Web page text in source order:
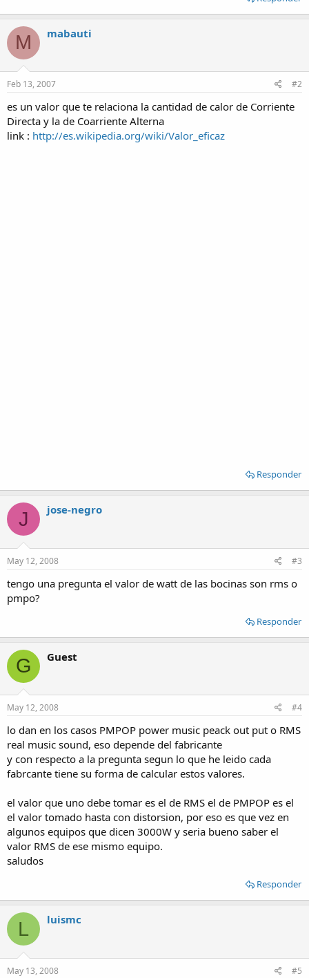
M mabauti
Feb 13, 2007 #2
es un valor que te relaciona la cantidad de calor de Corriente
Directa y la de Coarriente Alterna
link : http://es.wikipedia.org/wiki/Valor_eficaz
Responder
J jose-negro
May 12, 2008 #3
tengo una pregunta el valor de watt de las bocinas son rms o
pmpo?
Responder
G Guest
May 12, 2008 #4
lo dan en los casos PMPOP power music peack out put o RMS
real music sound, eso depende del fabricante
y con respecto a la pregunta segun lo que he leido cada
fabrcante tiene su forma de calcular estos valores.
el valor que uno debe tomar es el de RMS el de PMPOP es el
el valor tomado hasta con distorsion, por eso es que vez en
algunos equipos que dicen 3000W y seria bueno saber el
valor RMS de ese mismo equipo.
saludos
Responder
L luismc
May 13, 2008 #5